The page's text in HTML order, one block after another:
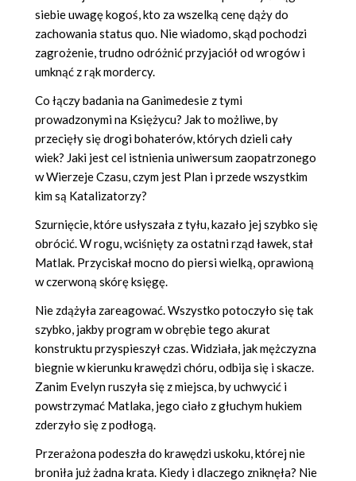
siebie uwagę kogoś, kto za wszelką cenę dąży do
zachowania status quo. Nie wiadomo, skąd pochodzi
zagrożenie, trudno odróżnić przyjaciół od wrogów i
umknąć z rąk mordercy.
Co łączy badania na Ganimedesie z tymi
prowadzonymi na Księżycu? Jak to możliwe, by
przecięły się drogi bohaterów, których dzieli cały
wiek? Jaki jest cel istnienia uniwersum zaopatrzonego
w Wierzeje Czasu, czym jest Plan i przede wszystkim
kim są Katalizatorzy?
Szurnięcie, które usłyszała z tyłu, kazało jej szybko się
obrócić. W rogu, wciśnięty za ostatni rząd ławek, stał
Matlak. Przyciskał mocno do piersi wielką, oprawioną
w czerwoną skórę księgę.
Nie zdążyła zareagować. Wszystko potoczyło się tak
szybko, jakby program w obrębie tego akurat
konstruktu przyspieszył czas. Widziała, jak mężczyzna
biegnie w kierunku krawędzi chóru, odbija się i skacze.
Zanim Evelyn ruszyła się z miejsca, by uchwycić i
powstrzymać Matlaka, jego ciało z głuchym hukiem
zderzyło się z podłogą.
Przerażona podeszła do krawędzi uskoku, której nie
broniła już żadna krata. Kiedy i dlaczego zniknęła? Nie